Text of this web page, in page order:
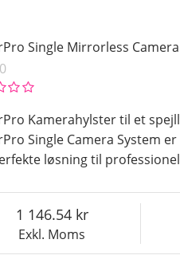
Single Mirrorless
Kamerahylster til et
Single Camera System
løsning til
Exkl. Moms
1 146.54